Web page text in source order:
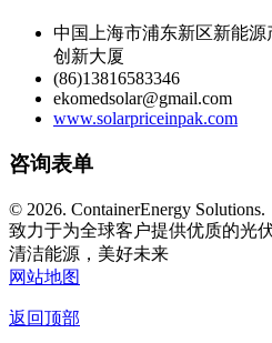
中国上海市浦东新区新能源
创新大厦
(86)13816583346
ekomedsolar@gmail.com
www.solarpriceinpak.com
咨询表单
© 2026. ContainerEnergy Solutions.
致力于为全球客户提供优质的光
清洁能源，美好未来
网站地图
返回顶部